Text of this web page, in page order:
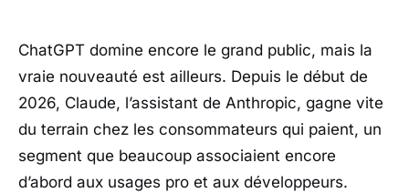
ChatGPT domine encore le grand public, mais la
vraie nouveauté est ailleurs. Depuis le début de
2026, Claude, l’assistant de Anthropic, gagne vite
du terrain chez les consommateurs qui paient, un
segment que beaucoup associaient encore
d’abord aux usages pro et aux développeurs.